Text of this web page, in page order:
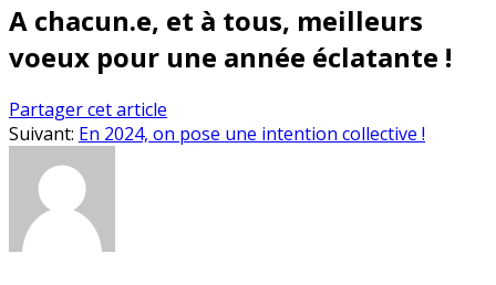
A chacun.e, et à tous, meilleurs
voeux pour une année éclatante !
Partager cet article
Suivant: En 2024, on pose une intention collective !